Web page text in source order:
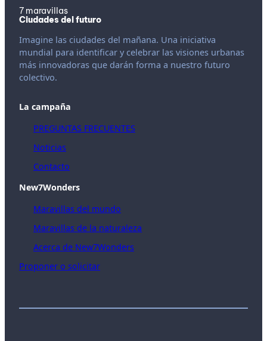
7 maravillas
Ciudades del futuro
Imagine las ciudades del mañana. Una iniciativa
mundial para identificar y celebrar las visiones urbanas
más innovadoras que darán forma a nuestro futuro
colectivo.
La campaña
PREGUNTAS FRECUENTES
Noticias
Contacto
New7Wonders
Maravillas del mundo
Maravillas de la naturaleza
Acerca de New7Wonders
Proponer o solicitar